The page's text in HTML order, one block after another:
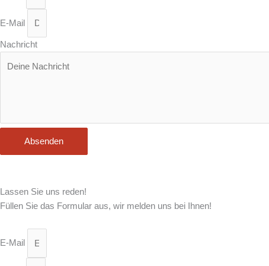
E-Mail
Nachricht
Absenden
Lassen Sie uns reden!
Füllen Sie das Formular aus, wir melden uns bei Ihnen!
E-Mail